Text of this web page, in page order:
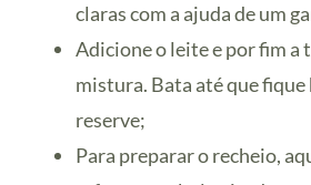
claras com a ajuda de um
Adicione o leite e por fim a
mistura. Bata até que fique
reserve;
Para preparar o recheio,